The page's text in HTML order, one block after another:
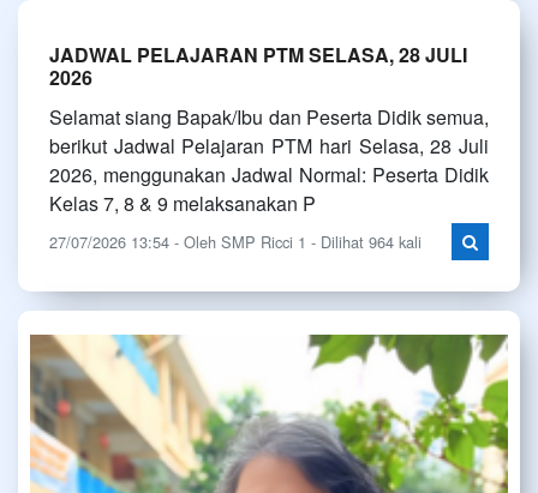
JADWAL PELAJARAN PTM SELASA, 28 JULI
2026
Selamat siang Bapak/Ibu dan Peserta Didik semua,
berikut Jadwal Pelajaran PTM hari Selasa, 28 Juli
2026, menggunakan Jadwal Normal: Peserta Didik
Kelas 7, 8 & 9 melaksanakan P
27/07/2026 13:54 - Oleh SMP Ricci 1 - Dilihat 964 kali